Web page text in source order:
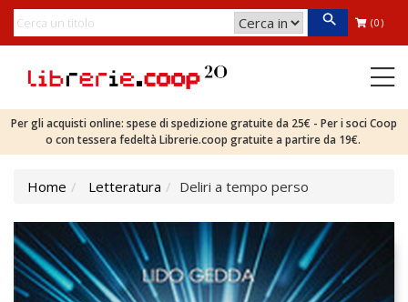
(0)
Per gli acquisti online: spese di spedizione gratuite da 25€ - Per i soci Coop
o con tessera fedeltà Librerie.coop gratuite a partire da 19€.
Home Letteratura Deliri a tempo perso